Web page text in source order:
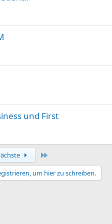
und First
um hier zu schreiben.